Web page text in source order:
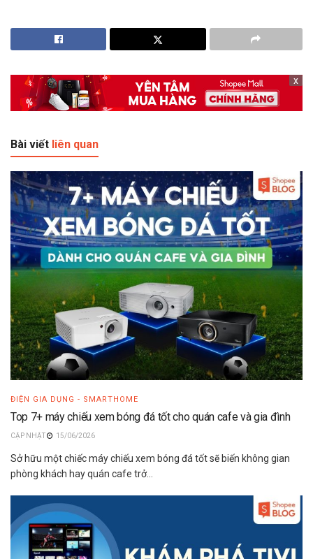
x
Bài viết liên quan
ĐIỆN GIA DỤNG - SMARTHOME
Top 7+ máy chiếu xem bóng đá tốt cho quán cafe và gia đình
15/06/2026
Sở hữu một chiếc máy chiếu xem bóng đá tốt sẽ biến không gian
phòng khách hay quán cafe trở...